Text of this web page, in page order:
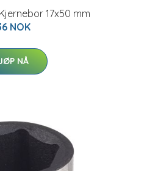
17x50 mm
NOK
NÅ